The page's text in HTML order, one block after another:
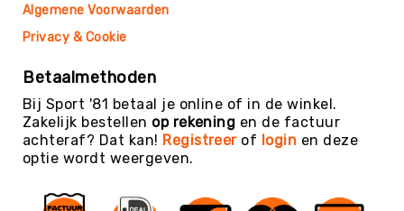
KINDEROPVANG
Binnen
Rollen
&
Rijden
Speeltafels
Tafeltennis
Airhockey
Algemene Voorwaarden
Privacy & Cookie
Betaalmethoden
Bij Sport '81 betaal je online of in de winkel.
Zakelijk bestellen op rekening en de factuur
achteraf? Dat kan! Registreerof login en deze
optie wordt weergeven.